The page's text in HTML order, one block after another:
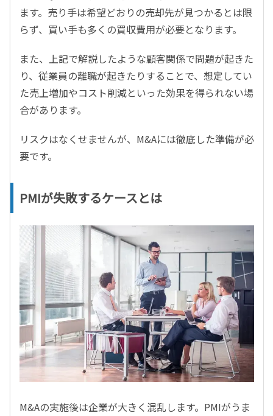
ます。売り手は希望どおりの売却先が見つかるとは限
らず、買い手も多くの買収費用が必要となります。
また、上記で解説したような顧客関係で問題が起きた
り、従業員の離職が起きたりすることで、想定してい
た売上増加やコスト削減といった効果を得られない場
合があります。
リスクはなくせませんが、M&Aには徹底した準備が必
要です。
PMIが失敗するケースとは
M&Aの実施後は企業が大きく混乱します。PMIがうま